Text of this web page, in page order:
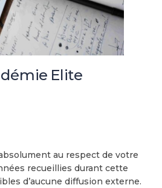
Elite
au respect de votre
recueillies durant cette
d’aucune diffusion externe.